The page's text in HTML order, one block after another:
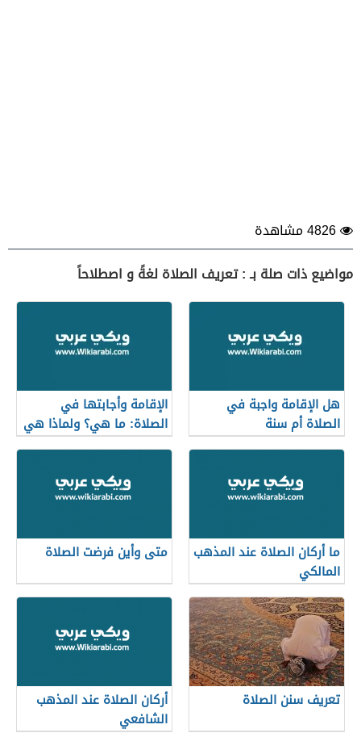
مواضيع ذات صلة بـ : تعريف الصلاة لغةً و اصطلاحاً
هل الإقامة واجبة في
الصلاة أم سنة
الإقامة وأجابتها في
الصلاة: ما هي؟ ولماذا هي
مهمة
ما أركان الصلاة عند المذهب
المالكي
متى وأين فرضت الصلاة
تعريف سنن الصلاة
أركان الصلاة عند المذهب
الشافعي